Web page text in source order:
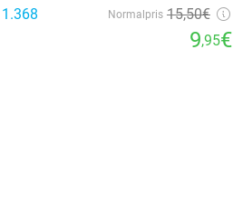
Normalpris 15,50€
9,95€